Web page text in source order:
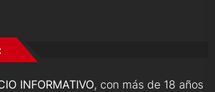
INFORMATIVO, con más de 18 años